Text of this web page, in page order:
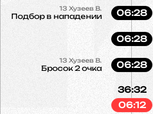
13 Хузеев В.
Подбор в нападении 06:28
06:28
13 Хузеев В.
Бросок 2 очка 06:28
36:32
06:12